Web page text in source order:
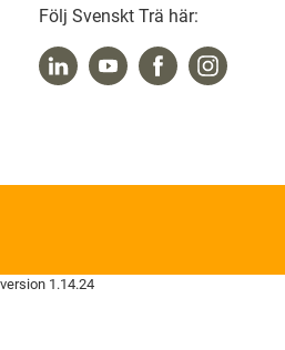
Följ Svenskt Trä här:
version 1.14.24